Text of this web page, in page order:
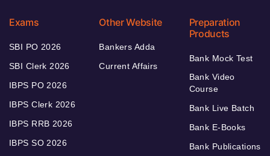
Exams
SBI PO 2026
SBI Clerk 2026
IBPS PO 2026
IBPS Clerk 2026
IBPS RRB 2026
IBPS SO 2026
Other Website
Bankers Adda
Current Affairs
Preparation
Products
Bank Mock Test
Bank Video
Course
Bank Live Batch
Bank E-Books
Bank Publications